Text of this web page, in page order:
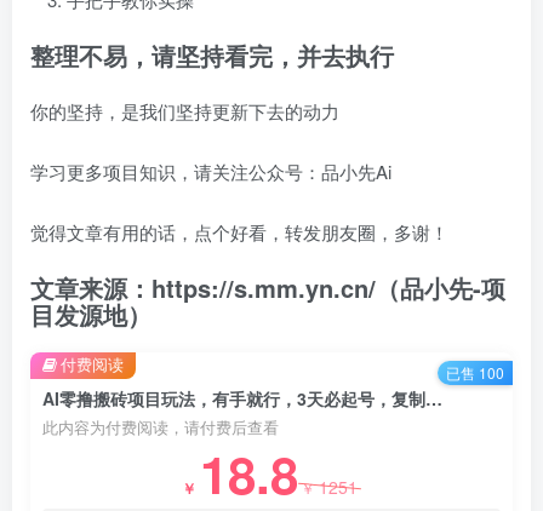
整理不易，请坚持看完，并去执行
你的坚持，是我们坚持更新下去的动力
学习更多项目知识，请关注公众号：品小先Ai
觉得文章有用的话，点个好看，转发朋友圈，多谢！
文章来源：https://s.mm.yn.cn/（品小先-项
目发源地）
AI零撸搬砖项目玩法，有手就行，3天必起号，复制粘贴简单月入3W！ - 资源之家
此内容为付费阅读，请付费后查看
￥ 18.8￥1251
付费阅读 已售 100